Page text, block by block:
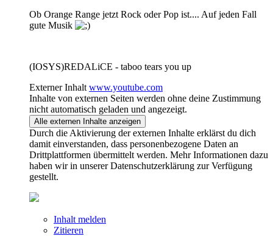
Ob Orange Range jetzt Rock oder Pop ist.... Auf jeden Fall
gute Musik
(IOSYS)REDALiCE - taboo tears you up
Externer Inhalt www.youtube.com
Inhalte von externen Seiten werden ohne deine Zustimmung
nicht automatisch geladen und angezeigt.
Alle externen Inhalte anzeigen
Durch die Aktivierung der externen Inhalte erklärst du dich
damit einverstanden, dass personenbezogene Daten an
Drittplattformen übermittelt werden. Mehr Informationen dazu
haben wir in unserer Datenschutzerklärung zur Verfügung
gestellt.
Inhalt melden
Zitieren